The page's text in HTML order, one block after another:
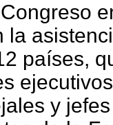
la
países,
y